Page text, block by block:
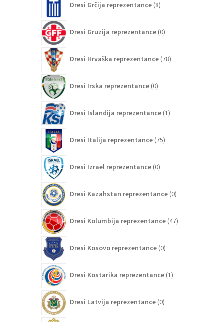
Dresi Grčija reprezentance 8izdelkov
Dresi Gruzija reprezentance 0izdelkov
Dresi Hrvaška reprezentance 78izdelkov
Dresi Irska reprezentance 0izdelkov
Dresi Islandija reprezentance 1izdelek
Dresi Italija reprezentance 75izdelkov
Dresi Izrael reprezentance 0izdelkov
Dresi Kazahstan reprezentance 0izdelkov
Dresi Kolumbija reprezentance 47izdelkov
Dresi Kosovo reprezentance 0izdelkov
Dresi Kostarika reprezentance 1izdelek
Dresi Latvija reprezentance 0izdelkov